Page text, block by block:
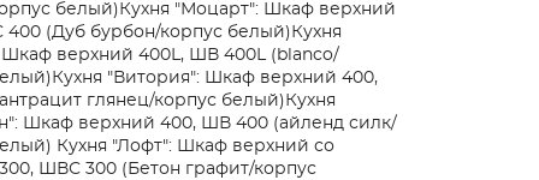
белый) Кухня "Моцарт": Шкаф верхний
(Дуб бурбон/корпус белый) Кухня
верхний 400L, ШВ 400L (blanco/
Кухня "Витория": Шкаф верхний 400,
глянец/корпус белый) Кухня
Шкаф верхний 400, ШВ 400 (айленд силк/
Кухня "Лофт": Шкаф верхний со
ШВС 300 (Бетон графит/корпус